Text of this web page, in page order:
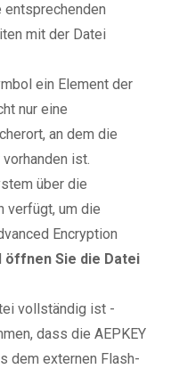
mit der Datei
ein Element der
nur eine
an dem die
ist.
über die
verfügt, um die
Encryption
öffnen Sie die Datei
vollständig ist -
dass die AEPKEY
dem externen Flash-